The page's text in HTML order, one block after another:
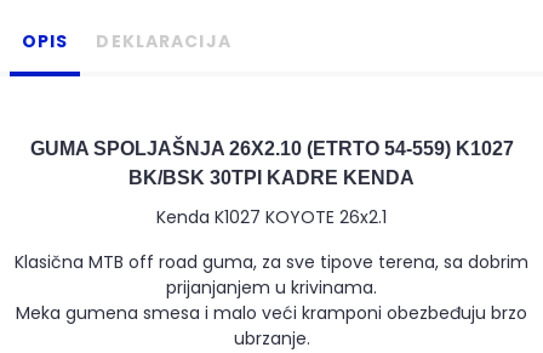
OPIS DEKLARACIJA
GUMA SPOLJAŠNJA 26X2.10 (ETRTO 54-559) K1027
BK/BSK 30TPI KADRE KENDA
Kenda K1027 KOYOTE 26x2.1
Klasična MTB off road guma, za sve tipove terena, sa dobrim
prijanjanjem u krivinama.
Meka gumena smesa i malo veći kramponi obezbeđuju brzo
ubrzanje.